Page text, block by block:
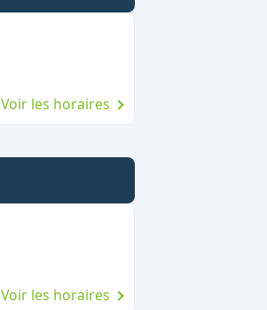
Voir les horaires
Voir les horaires